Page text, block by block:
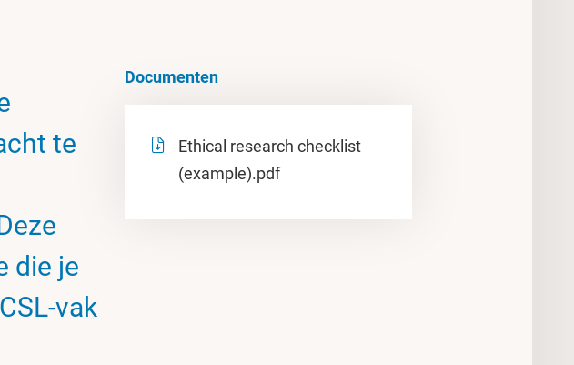
te
die je
vak
Documenten
Ethical research checklist
(example).pdf